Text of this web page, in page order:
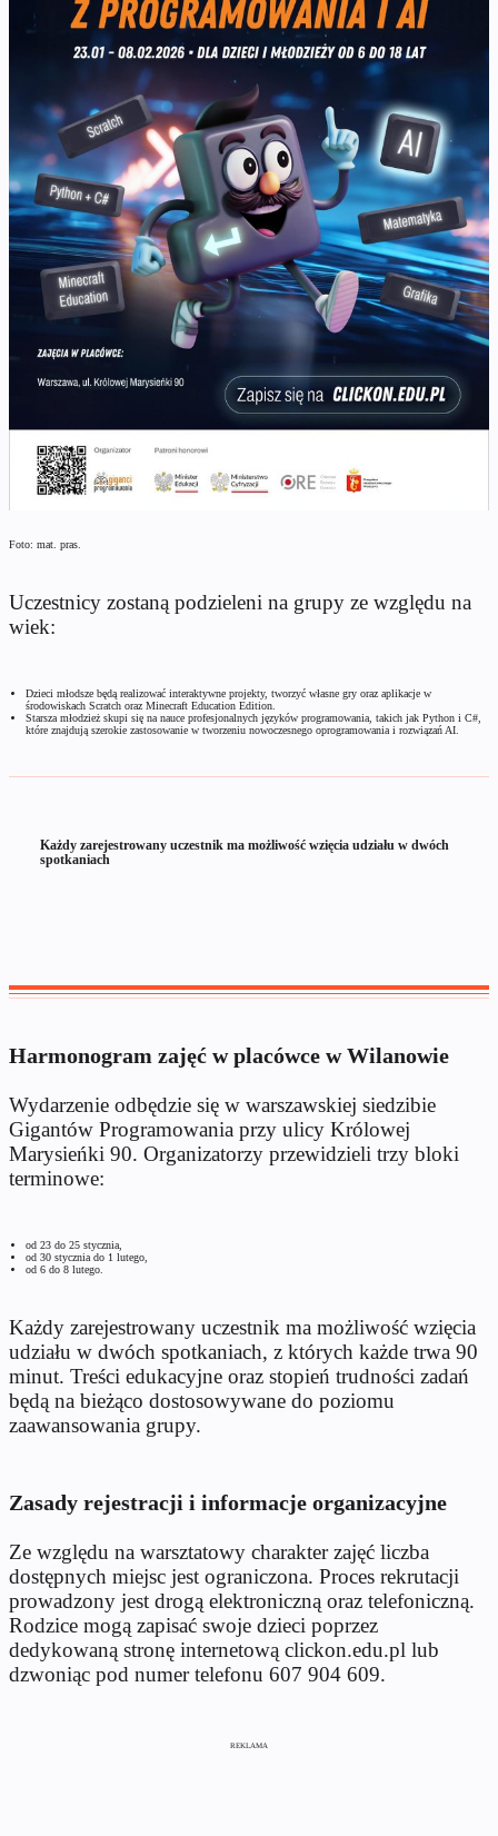
Foto: mat. pras.
Uczestnicy zostaną podzieleni na grupy ze względu na
wiek:
Dzieci młodsze będą realizować interaktywne projekty, tworzyć własne gry oraz aplikacje w
środowiskach Scratch oraz Minecraft Education Edition.
Starsza młodzież skupi się na nauce profesjonalnych języków programowania, takich jak Python i C#,
które znajdują szerokie zastosowanie w tworzeniu nowoczesnego oprogramowania i rozwiązań AI.
Każdy zarejestrowany uczestnik ma możliwość wzięcia udziału w dwóch
spotkaniach
Harmonogram zajęć w placówce w Wilanowie
Wydarzenie odbędzie się w warszawskiej siedzibie
Gigantów Programowania przy ulicy Królowej
Marysieńki 90. Organizatorzy przewidzieli trzy bloki
terminowe:
od 23 do 25 stycznia,
od 30 stycznia do 1 lutego,
od 6 do 8 lutego.
Każdy zarejestrowany uczestnik ma możliwość wzięcia
udziału w dwóch spotkaniach, z których każde trwa 90
minut. Treści edukacyjne oraz stopień trudności zadań
będą na bieżąco dostosowywane do poziomu
zaawansowania grupy.
Zasady rejestracji i informacje organizacyjne
Ze względu na warsztatowy charakter zajęć liczba
dostępnych miejsc jest ograniczona. Proces rekrutacji
prowadzony jest drogą elektroniczną oraz telefoniczną.
Rodzice mogą zapisać swoje dzieci poprzez
dedykowaną stronę internetową clickon.edu.pl lub
dzwoniąc pod numer telefonu 607 904 609.
REKLAMA